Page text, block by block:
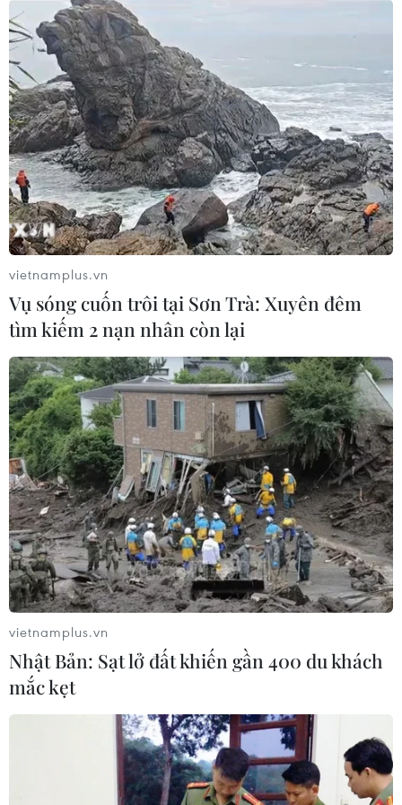
động như một liên minh 10 nước thì kể cả Trung Quốc
cũng phải dè chừng.
Philippines khẳng định sẽ không xa rời
phán quyết về Biển Đông
19/12/2016 13:11
Ngày 19/12, Philippines cho biết nước này sẽ "không xa
rời" phán quyết của Tòa Trọng tài (PCA) ở La Haye (Hà
Lan) trong đó bác bỏ yêu sách của Trung Quốc tại Biển
Đông.
vietnamplus.vn
Vụ sóng cuốn trôi tại Sơn Trà: Xuyên đêm
tìm kiếm 2 nạn nhân còn lại
vietnamplus.vn
Nhật Bản: Sạt lở đất khiến gần 400 du khách
mắc kẹt